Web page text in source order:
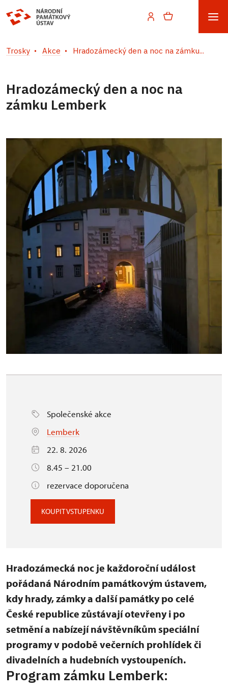
Trosky Akce Hradozámecký den a noc na zámku...
Hradozámecký den a noc na
zámku Lemberk
Společenské akce
Lemberk
22. 8. 2026
8.45 – 21.00
rezervace doporučena
KOUPIT VSTUPENKU
Hradozámecká noc je každoroční událost
pořádaná Národním památkovým ústavem,
kdy hrady, zámky a další památky po celé
České republice zůstávají otevřeny i po
setmění a nabízejí návštěvníkům speciální
programy v podobě večerních prohlídek či
divadelních a hudebních vystoupeních.
Program zámku Lemberk: